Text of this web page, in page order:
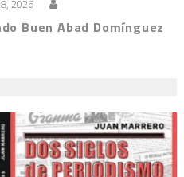
2026
Buen Abad Domínguez